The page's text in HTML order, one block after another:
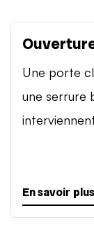
Une porte
une serrure
En savoir